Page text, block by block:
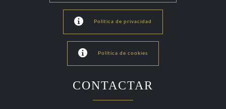
 Política de privacidad
 Política de cookies
CONTACTAR